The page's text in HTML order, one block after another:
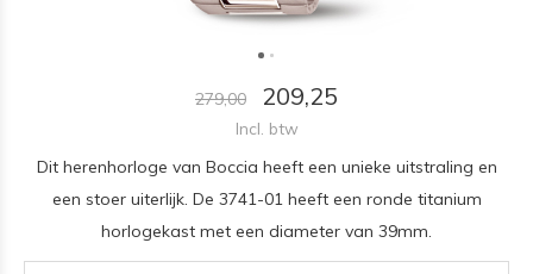
279,00 209,25
Incl. btw
Dit herenhorloge van Boccia heeft een unieke uitstraling en
een stoer uiterlijk. De 3741-01 heeft een ronde titanium
horlogekast met een diameter van 39mm.